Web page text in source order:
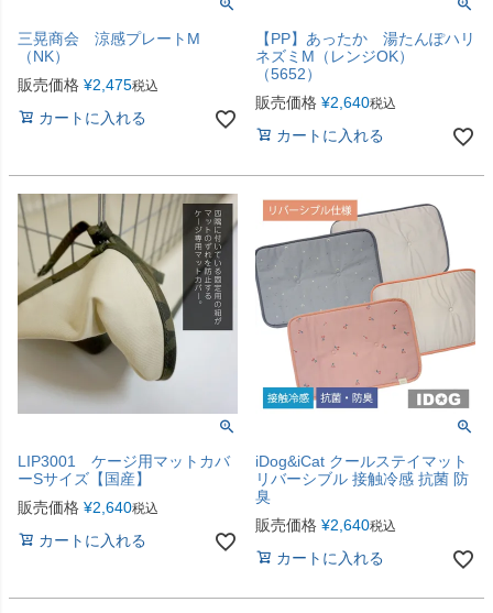
三晃商会 涼感プレートM
（NK）
販売価格 ¥2,475税込
カートに入れる
【PP】あったか 湯たんぽハリ
ネズミM（レンジOK）
（5652）
販売価格 ¥2,640税込
カートに入れる
LIP3001 ケージ用マットカバ
ーSサイズ【国産】
販売価格 ¥2,640税込
カートに入れる
iDog&iCat クールステイマット
リバーシブル 接触冷感 抗菌 防
臭
販売価格 ¥2,640税込
カートに入れる